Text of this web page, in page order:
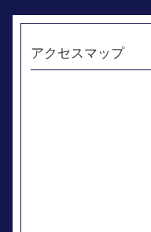
アクセスマップ